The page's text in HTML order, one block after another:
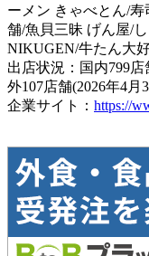
ーメン きゃべとん/
舗/魚貝三昧 げん屋/
NIKUGEN/牛たん大
出店状況：国内799
外107店舗(2026年4月
企業サイト： https://